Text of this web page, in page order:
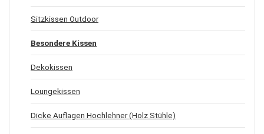
Sitzkissen Outdoor
Besondere Kissen
Dekokissen
Loungekissen
Dicke Auflagen Hochlehner (Holz Stühle)